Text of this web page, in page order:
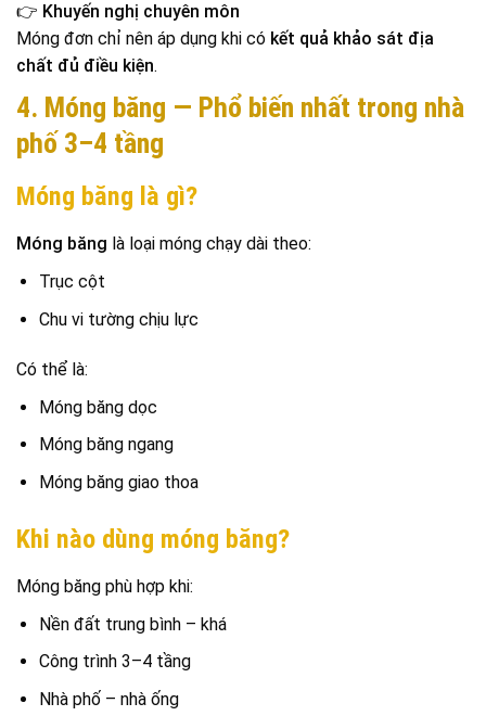
👉 Khuyến nghị chuyên môn
Móng đơn chỉ nên áp dụng khi có kết quả khảo sát địa
chất đủ điều kiện.
4. Móng băng — Phổ biến nhất trong nhà
phố 3–4 tầng
Móng băng là gì?
Móng băng là loại móng chạy dài theo:
Trục cột
Chu vi tường chịu lực
Có thể là:
Móng băng dọc
Móng băng ngang
Móng băng giao thoa
Khi nào dùng móng băng?
Móng băng phù hợp khi:
Nền đất trung bình – khá
Công trình 3–4 tầng
Nhà phố – nhà ống